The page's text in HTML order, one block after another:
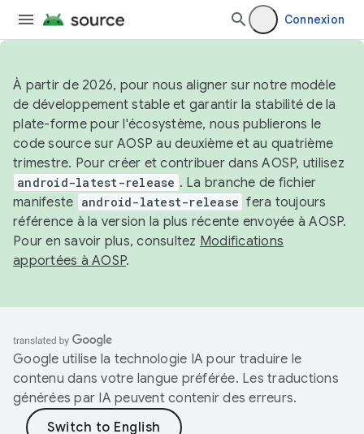
Connexion
À partir de 2026, pour nous aligner sur notre modèle
de développement stable et garantir la stabilité de la
plate-forme pour l'écosystème, nous publierons le
code source sur AOSP au deuxième et au quatrième
trimestre. Pour créer et contribuer dans AOSP, utilisez
android-latest-release . La branche de fichier
manifeste android-latest-release fera toujours
référence à la version la plus récente envoyée à AOSP.
Pour en savoir plus, consultez Modifications
apportées à AOSP.
Google utilise la technologie IA pour traduire le
contenu dans votre langue préférée. Les traductions
générées par IA peuvent contenir des erreurs.